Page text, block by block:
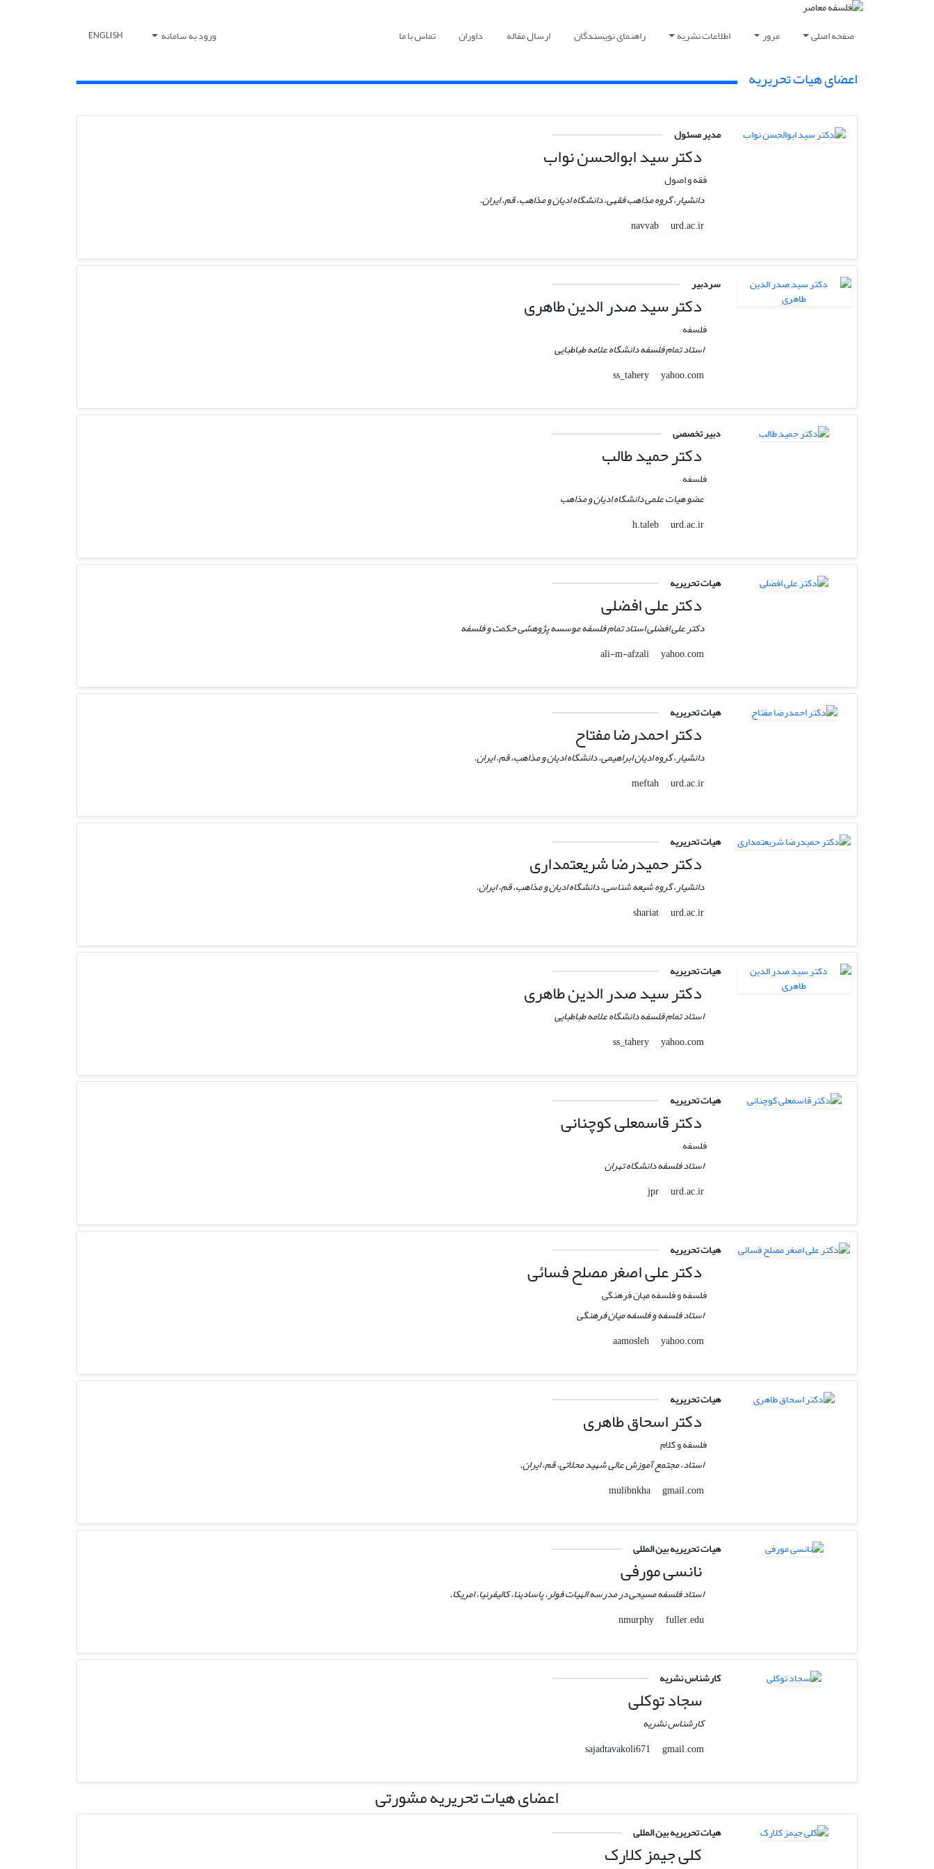
صفحه اصلی مرور اطلاعات نشریه راهنمای نویسندگان ارسال مقاله داوران تماس با ما ورود به سامانه ENGLISH
اعضای هیات تحریریه
مدیر مسئول
دکتر سید ابوالحسن نواب
فقه و اصول
دانشیار، گروه مذاهب فقهی، دانشگاه ادیان و مذاهب، قم، ایران.
urd.ac.ir
سردبیر
دکتر سید صدر الدین طاهری
فلسفه
استاد تمام فلسفه دانشگاه علامه طباطبایی
yahoo.com
دبیر تخصصی
دکتر حمید طالب
فلسفه
عضو هیات علمی دانشگاه ادیان و مذاهب
urd.ac.ir
هیات تحریریه
دکتر علی افضلی
دکتر علی افضلی استاد تمام فلسفه موسسه پژوهشی حکمت و فلسفه
yahoo.com
هیات تحریریه
دکتر احمدرضا مفتاح
دانشیار، گروه ادیان ابراهیمی، دانشگاه ادیان و مذاهب، قم، ایران.
urd.ac.ir
هیات تحریریه
دکتر حمیدرضا شریعتمداری
دانشیار، گروه شیعه شناسی، دانشگاه ادیان و مذاهب، قم، ایران.
urd.ac.ir
هیات تحریریه
دکتر سید صدر الدین طاهری
استاد تمام فلسفه دانشگاه علامه طباطبایی
yahoo.com
هیات تحریریه
دکتر قاسمعلی کوچنانی
فلسفه
استاد فلسفه دانشگاه تهران
urd.ac.ir
هیات تحریریه
دکتر علی‌ اصغر مصلح فسائی
فلسفه و فلسفه میان فرهنگی
استاد فلسفه و فلسفه میان فرهنگی
yahoo.com
هیات تحریریه
دکتر اسحاق طاهری
فلسفه و کلام
استاد، مجتمع آموزش عالی شهید محلاتی، قم، ایران.
gmail.com
هیات تحریریه بین المللی
نانسی مورفی
استاد فلسفه مسیحی در مدرسه الهیات فولر، پاسادینا، کالیفرنیا، امریکا.
fuller.edu
کارشناس نشریه
سجاد توکلی
کارشناس نشریه
gmail.com
اعضای هیات تحریریه مشورتی
هیات تحریریه بین المللی
کلی جیمز کلارک